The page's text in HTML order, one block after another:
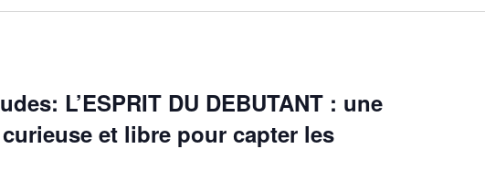
L’ESPRIT DU DEBUTANT : une
et libre pour capter les